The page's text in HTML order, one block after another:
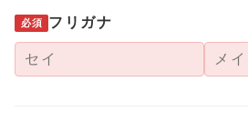
必須 フリガナ